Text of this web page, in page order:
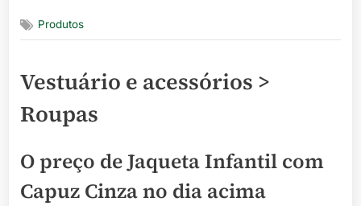
Produtos
Vestuário e acessórios >
Roupas
O preço de Jaqueta Infantil com
Capuz Cinza no dia acima